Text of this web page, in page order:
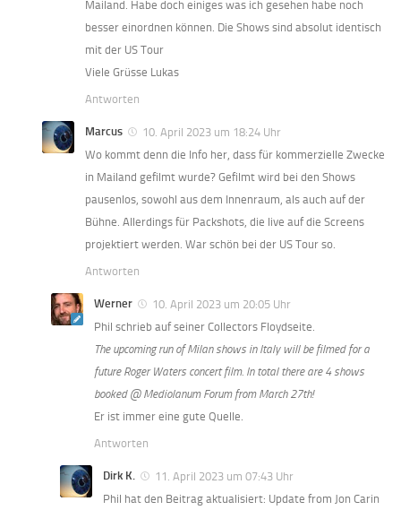
Mailand. Habe doch einiges was ich gesehen habe noch
besser einordnen können. Die Shows sind absolut identisch
mit der US Tour
Viele Grüsse Lukas
Antworten
Marcus
10. April 2023 um 18:24 Uhr
Wo kommt denn die Info her, dass für kommerzielle Zwecke
in Mailand gefilmt wurde? Gefilmt wird bei den Shows
pausenlos, sowohl aus dem Innenraum, als auch auf der
Bühne. Allerdings für Packshots, die live auf die Screens
projektiert werden. War schön bei der US Tour so.
Antworten
Werner
10. April 2023 um 20:05 Uhr
Phil schrieb auf seiner Collectors Floydseite.
The upcoming run of Milan shows in Italy will be filmed for a
future Roger Waters concert film. In total there are 4 shows
booked @ Mediolanum Forum from March 27th!
Er ist immer eine gute Quelle.
Antworten
Dirk K.
11. April 2023 um 07:43 Uhr
Phil hat den Beitrag aktualisiert: Update from Jon Carin